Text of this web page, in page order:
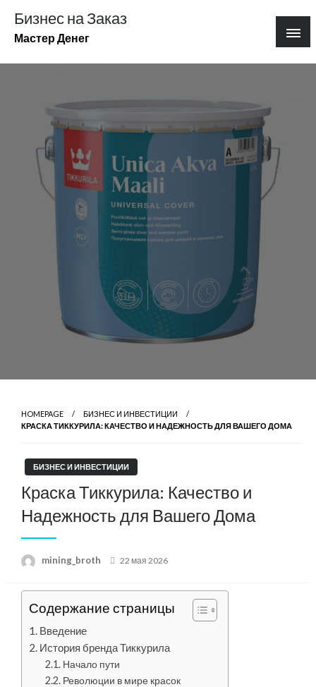
содержимому
Бизнес на Заказ
Мастер Денег
HOMEPAGE
БИЗНЕС И ИНВЕСТИЦИИ
КРАСКА ТИККУРИЛА: КАЧЕСТВО И НАДЕЖНОСТЬ ДЛЯ ВАШЕГО ДОМА
БИЗНЕС И ИНВЕСТИЦИИ
Краска Тиккурила: Качество и
Надежность для Вашего Дома
mining_broth
Posted
22 мая 2026
Содержание страницы
Введение
История бренда Тиккурила
Начало пути
Революции в мире красок